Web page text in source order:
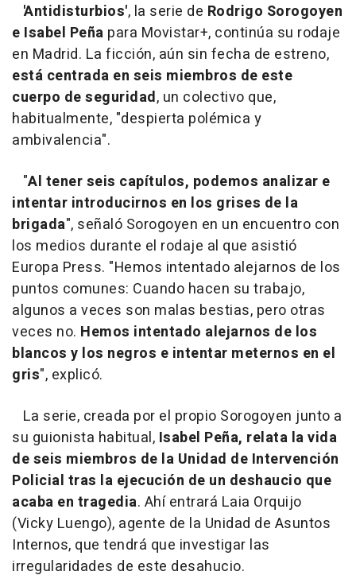
'Antidisturbios', la serie de Rodrigo Sorogoyen
e Isabel Peña para Movistar+, continúa su rodaje
en Madrid. La ficción, aún sin fecha de estreno,
está centrada en seis miembros de este
cuerpo de seguridad, un colectivo que,
habitualmente, "despierta polémica y
ambivalencia".
"Al tener seis capítulos, podemos analizar e
intentar introducirnos en los grises de la
brigada", señaló Sorogoyen en un encuentro con
los medios durante el rodaje al que asistió
Europa Press. "Hemos intentado alejarnos de los
puntos comunes: Cuando hacen su trabajo,
algunos a veces son malas bestias, pero otras
veces no. Hemos intentado alejarnos de los
blancos y los negros e intentar meternos en el
gris", explicó.
La serie, creada por el propio Sorogoyen junto a
su guionista habitual, Isabel Peña, relata la vida
de seis miembros de la Unidad de Intervención
Policial tras la ejecución de un deshaucio que
acaba en tragedia. Ahí entrará Laia Orquijo
(Vicky Luengo), agente de la Unidad de Asuntos
Internos, que tendrá que investigar las
irregularidades de este desahucio.